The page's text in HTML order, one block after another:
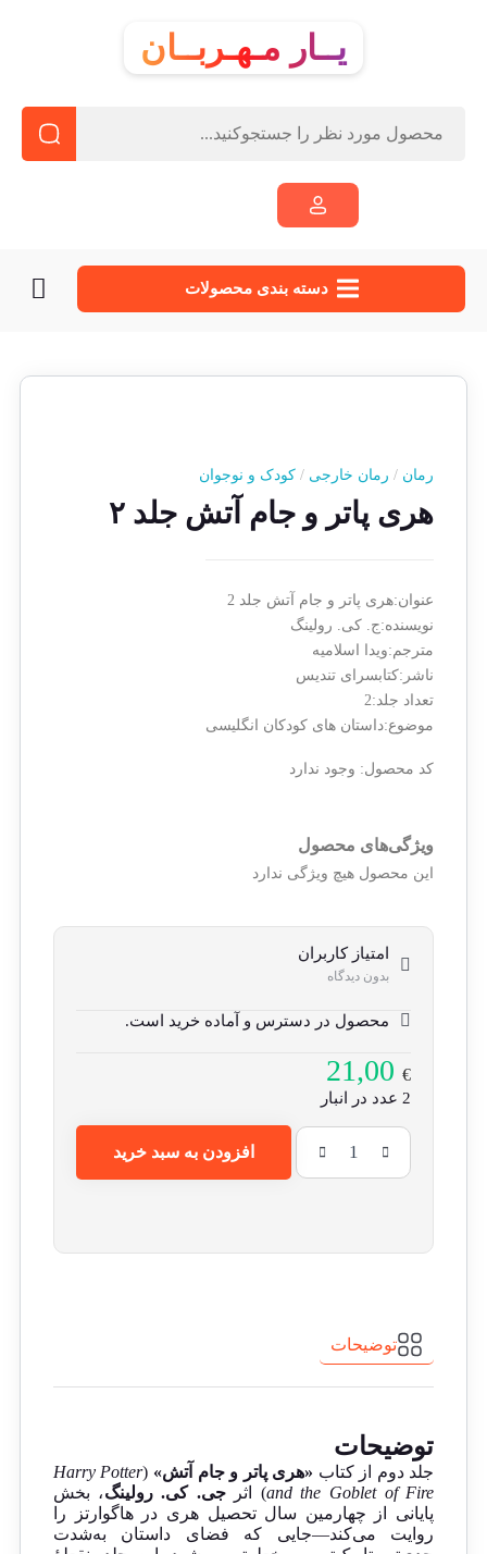
یــار مـهـربــان
دسته‌ بندی محصولات
رمان / رمان خارجی / کودک و نوجوان
هری پاتر و جام آتش جلد ۲
عنوان:هری پاتر و جام آتش جلد 2
نویسنده:ج. کی. رولینگ
مترجم:ویدا اسلامیه
ناشر:کتابسرای تندیس
تعداد جلد:2
موضوع:داستان های کودکان انگلیسی
کد محصول: وجود ندارد
ویژگی‌های محصول
این محصول هیچ ویژگی ندارد
امتیاز کاربران
بدون دیدگاه
محصول در دسترس و آماده خرید است.
21,00€
2 عدد در انبار
افزودن به سبد خرید
توضیحات
توضیحات
جلد دوم از کتاب «هری پاتر و جام آتش» (
Harry Potter
and the Goblet of Fire) اثرجی. کی. رولینگ، بخش
پایانی از چهارمین سال تحصیل هری در هاگوارتز را
روایت می‌کند—جایی که فضای داستان به‌شدت